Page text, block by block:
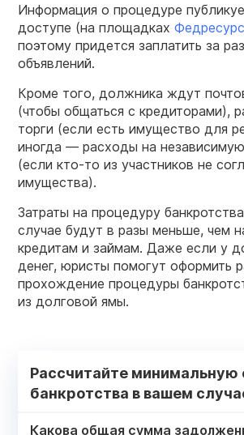
Информация о процедуре
доступе (на площадках Федресурс
поэтому придется заплатить за
объявлений.
Кроме того, должника ждут
(чтобы общаться с кредиторами),
торги (если есть имущество для
иногда — расходы на независимую
(если кто-то из участников не
имущества).
Затраты на процедуру
случае будут в разы меньше, чем
кредитам и займам. Даже если у
денег, юристы помогут оформить
прохождение процедуры
из долговой ямы.
Рассчитайте минимальную
банкротства в вашем
Какова общая сумма